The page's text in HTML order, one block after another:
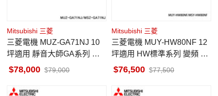
Mitsubishi 三菱
三菱電機 MUZ-GA71NJ 10
坪適用 靜音大師GA系列 冷
暖 空調 MSZ-GA71NJ
78,000 79,000
Mitsubishi 三菱
三菱電機 MUY-HW80NF 12
坪適用 HW標準系列 變頻 冷
氣 MSY-HW80NF
76,500 77,500